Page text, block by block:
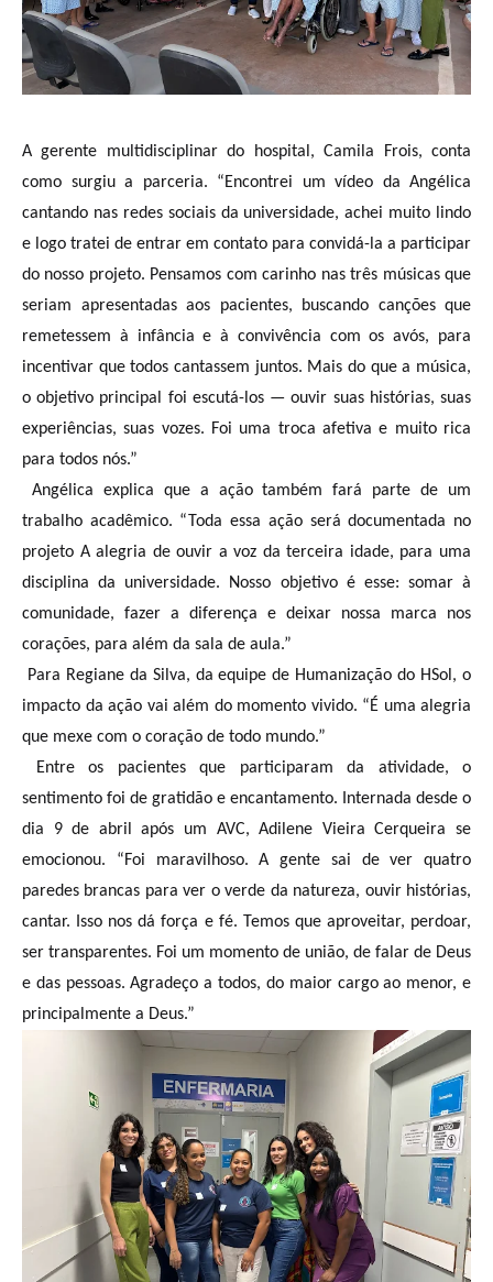
A gerente multidisciplinar do hospital, Camila Frois, conta
como surgiu a parceria. “Encontrei um vídeo da Angélica
cantando nas redes sociais da universidade, achei muito lindo
e logo tratei de entrar em contato para convidá-la a participar
do nosso projeto. Pensamos com carinho nas três músicas que
seriam apresentadas aos pacientes, buscando canções que
remetessem à infância e à convivência com os avós, para
incentivar que todos cantassem juntos. Mais do que a música,
o objetivo principal foi escutá-los — ouvir suas histórias, suas
experiências, suas vozes. Foi uma troca afetiva e muito rica
para todos nós.”
Angélica explica que a ação também fará parte de um
trabalho acadêmico. “Toda essa ação será documentada no
projeto A alegria de ouvir a voz da terceira idade, para uma
disciplina da universidade. Nosso objetivo é esse: somar à
comunidade, fazer a diferença e deixar nossa marca nos
corações, para além da sala de aula.”
Para Regiane da Silva, da equipe de Humanização do HSol, o
impacto da ação vai além do momento vivido. “É uma alegria
que mexe com o coração de todo mundo.”
Entre os pacientes que participaram da atividade, o
sentimento foi de gratidão e encantamento. Internada desde o
dia 9 de abril após um AVC, Adilene Vieira Cerqueira se
emocionou. “Foi maravilhoso. A gente sai de ver quatro
paredes brancas para ver o verde da natureza, ouvir histórias,
cantar. Isso nos dá força e fé. Temos que aproveitar, perdoar,
ser transparentes. Foi um momento de união, de falar de Deus
e das pessoas. Agradeço a todos, do maior cargo ao menor, e
principalmente a Deus.”